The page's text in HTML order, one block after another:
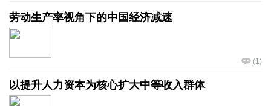
劳动生产率视角下的中国经济减速
(1)
以提升人力资本为核心扩大中等收入群体